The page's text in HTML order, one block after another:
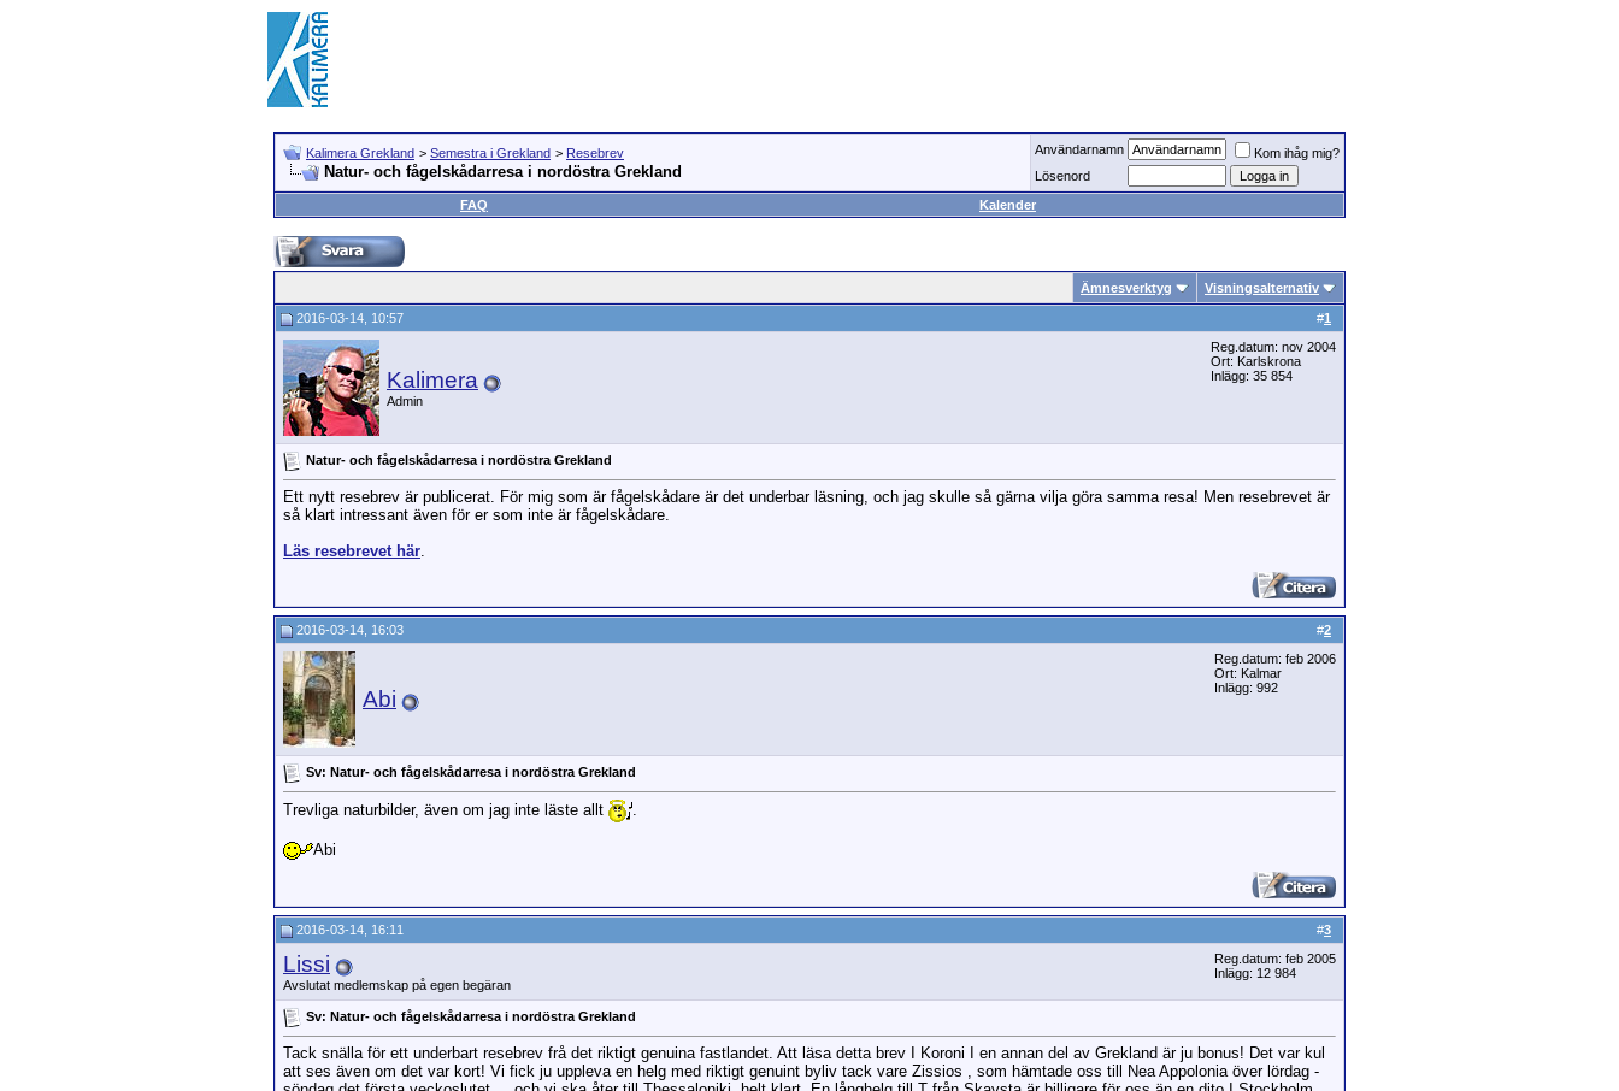
Kalimera Grekland > Semestra i Grekland > Resebrev
Natur- och fågelskådarresa i nordöstra Grekland
Användarnamn
Kom ihåg mig?
Lösenord
FAQ
Kalender
Ämnesverktyg Visningsalternativ
#1
2016-03-14, 10:57
Kalimera
Admin
Reg.datum: nov 2004
Ort: Karlskrona
Inlägg: 35 854
Natur- och fågelskådarresa i nordöstra Grekland
Ett nytt resebrev är publicerat. För mig som är fågelskådare är det underbar läsning, och jag skulle så gärna vilja göra samma resa! Men resebrevet är
så klart intressant även för er som inte är fågelskådare.
Läs resebrevet här.
#2
2016-03-14, 16:03
Abi
Reg.datum: feb 2006
Ort: Kalmar
Inlägg: 992
Sv: Natur- och fågelskådarresa i nordöstra Grekland
Trevliga naturbilder, även om jag inte läste allt .
Abi
#3
2016-03-14, 16:11
Lissi
Avslutat medlemskap på egen begäran
Reg.datum: feb 2005
Inlägg: 12 984
Sv: Natur- och fågelskådarresa i nordöstra Grekland
Tack snälla för ett underbart resebrev frå det riktigt genuina fastlandet. Att läsa detta brev I Koroni I en annan del av Grekland är ju bonus! Det var kul
att ses även om det var kort! Vi fick ju uppleva en helg med riktigt genuint byliv tack vare Zissios , som hämtade oss till Nea Appolonia över lördag -